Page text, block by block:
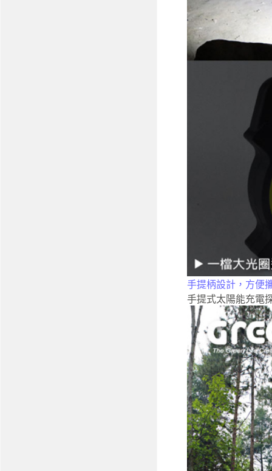
手提柄設計，方便
手提式太陽能充電